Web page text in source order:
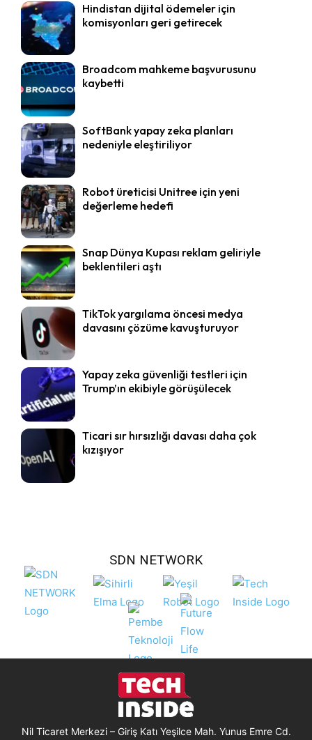
Hindistan dijital ödemeler için
komisyonları geri getirecek
Broadcom mahkeme başvurusunu
kaybetti
SoftBank yapay zeka planları
nedeniyle eleştiriliyor
Robot üreticisi Unitree için yeni
değerleme hedefi
Snap Dünya Kupası reklam geliriyle
beklentileri aştı
TikTok yargılama öncesi medya
davasını çözüme kavuşturuyor
Yapay zeka güvenliği testleri için
Trump’ın ekibiyle görüşülecek
Ticari sır hırsızlığı davası daha çok
kızışıyor
SDN NETWORK
Nil Ticaret Merkezi – Giriş Katı Yeşilce Mah. Yunus Emre Cd.